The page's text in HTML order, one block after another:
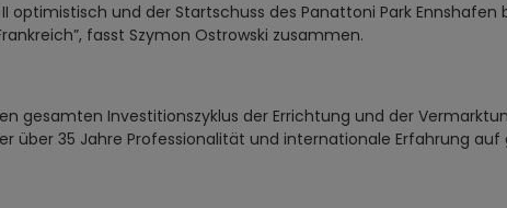
optimistisch und der Startschuss des Panattoni Park
fasst Szymon Ostrowski zusammen.
gesamten Investitionszyklus der Errichtung und der
35 Jahre Professionalität und internationale Erfahrung auf